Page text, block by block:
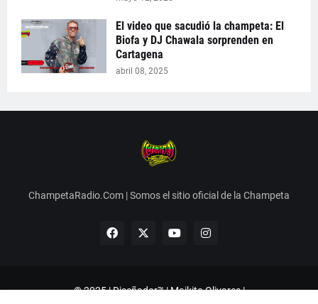
El video que sacudió la champeta: El
Biofa y DJ Chawala sorprenden en
Cartagena
abril 08, 2025
ChampetaRadio.Com | Somos el sitio oficial de la Champeta
© 2025 | Diseñador™ | Maikito Olivares |